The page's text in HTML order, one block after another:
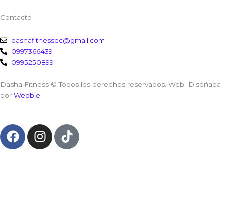
Contacto
dashafitnessec@gmail.com
0997366439
0995250899
Dasha Fitness © Todos los derechos reservados. Web Diseñada
por Webbie
F
a
I
n
T
i